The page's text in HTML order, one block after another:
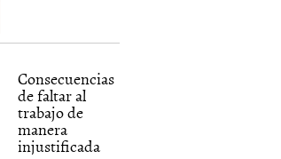
Consecuencias
de faltar al
trabajo de
manera
injustificada